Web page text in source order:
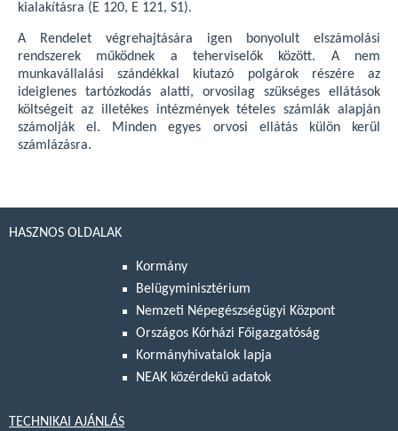
kialakításra (E 120, E 121, S1).
A Rendelet végrehajtására igen bonyolult elszámolási
rendszerek működnek a teherviselők között. A nem
munkavállalási szándékkal kiutazó polgárok részére az
ideiglenes tartózkodás alatti, orvosilag szükséges ellátások
költségeit az illetékes intézmények tételes számlák alapján
számolják el. Minden egyes orvosi ellátás külön kerül
számlázásra.
HASZNOS OLDALAK
Kormány
Belügyminisztérium
Nemzeti Népegészségügyi Központ
Országos Kórházi Főigazgatóság
Kormányhivatalok lapja
NEAK közérdekű adatok
TECHNIKAI AJÁNLÁS